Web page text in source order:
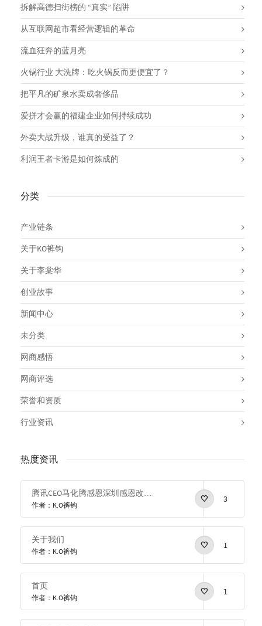
拆解高德扫街榜的 “真实” 陷阱
从互联网超市看经营逻辑的革命
流血狂奔的蓝月亮
火锅行业 大洗牌：吃火锅反而更便宜了？
把平凡的矿泉水卖成奢侈品
爱拼才会赢的福建企业如何持续成功
外卖大战升级，谁真的受益了？
利润王者卡游是如何炼成的
分类
产业链条
关于KO裤钩
关于李棠华
创业故事
新闻中心
未分类
网商感悟
网商评选
荣誉和资质
行业资讯
热度资讯
腾讯CEO马化腾感恩深圳感恩改革开放
作者：K.O裤钩
3
关于我们
作者：K.O裤钩
1
首页
作者：K.O裤钩
1